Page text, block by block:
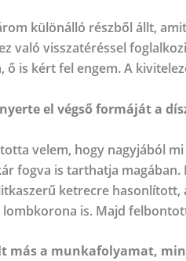
különálló részből állt,
való visszatéréssel
ő is kért fel engem. A
el végső formáját a
velem, hogy nagyjából
fogva is tarthatja
ketrecre
is. Majd
más a munkafolyamat,